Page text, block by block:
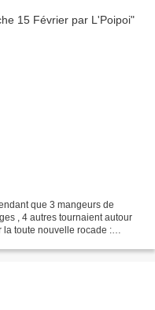
que 3 mangeurs de
, 4 autres tournaient autour
la toute nouvelle rocade :